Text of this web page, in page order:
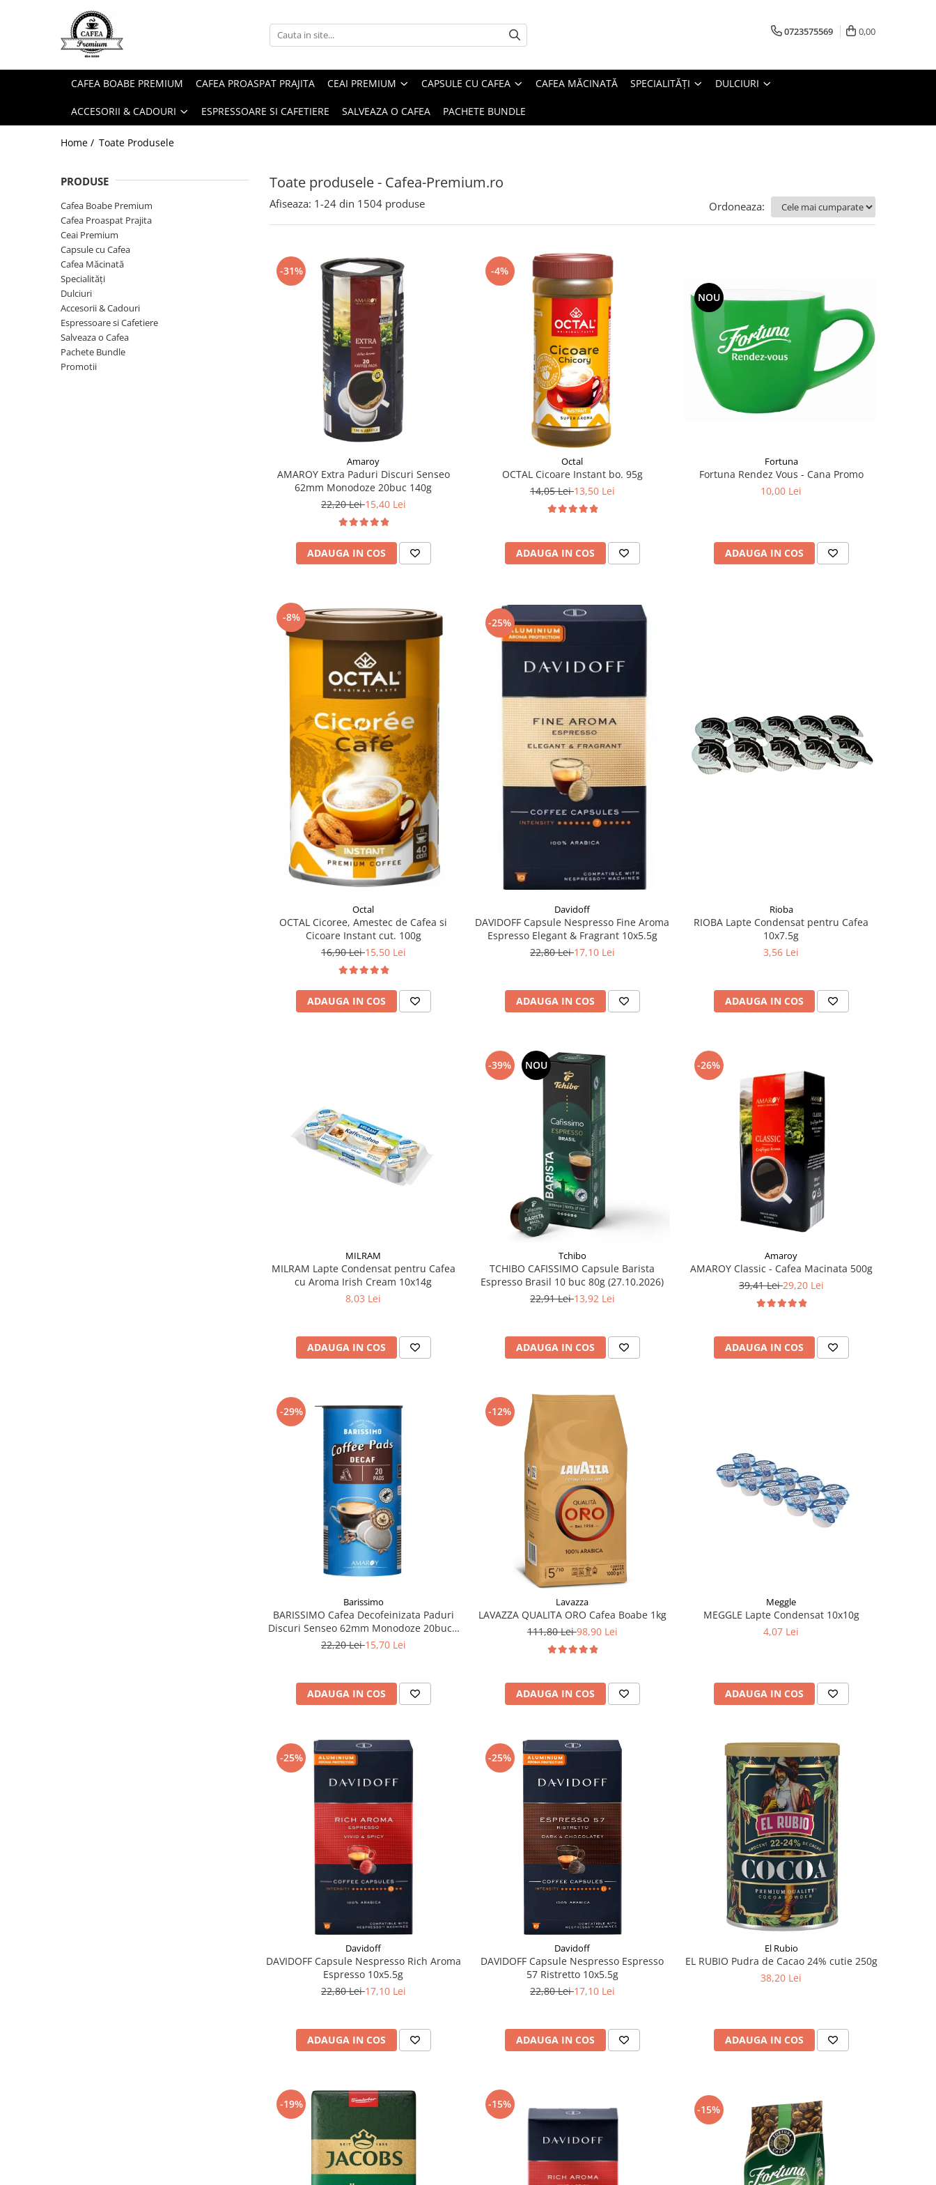
Ceai Premium
Capsule cu Cafea
Specialități
Ciocolată Caldă / Cappuccino
Dulciuri
Ciocolata & Praline
Dropsuri/Jeleuri
Guma de Mestecat
Napolitane
Nuci, Alune si Fructe Deshidratate
Prajituri Ambalate
Accesorii & Cadouri
Lapte pentru Cafea
Pahare / Capace / Palete
Ulei și Oțet
Ustensile Diverse
Zahăr, Miere & Îndulcitori
0723575569 0,00
CAFEA BOABE PREMIUM CAFEA PROASPAT PRAJITA CEAI PREMIUM CAPSULE CU CAFEA CAFEA MĂCINATĂ SPECIALITĂȚI DULCIURI
ACCESORII & CADOURI ESPRESSOARE SI CAFETIERE SALVEAZA O CAFEA PACHETE BUNDLE
Home / Toate Produsele
Toate produsele - Cafea-Premium.ro
PRODUSE
Cafea Boabe Premium
Cafea Proaspat Prajita
Ceai Premium
Capsule cu Cafea
Cafea Măcinată
Specialități
Dulciuri
Accesorii & Cadouri
Espressoare si Cafetiere
Salveaza o Cafea
Pachete Bundle
Promotii
Afiseaza: 1-24 din 1504 produse Ordoneaza:
-31%
Amaroy
AMAROY Extra Paduri Discuri Senseo
62mm Monodoze 20buc 140g
22,20 Lei15,40 Lei
ADAUGA IN COS
-4%
Octal
OCTAL Cicoare Instant bo. 95g
14,05 Lei13,50 Lei
ADAUGA IN COS
NOU
Fortuna
Fortuna Rendez Vous - Cana Promo
10,00 Lei
ADAUGA IN COS
-8%
Octal
OCTAL Cicoree, Amestec de Cafea si
Cicoare Instant cut. 100g
16,90 Lei15,50 Lei
ADAUGA IN COS
-25%
Davidoff
DAVIDOFF Capsule Nespresso Fine Aroma
Espresso Elegant & Fragrant 10x5.5g
22,80 Lei17,10 Lei
ADAUGA IN COS
Rioba
RIOBA Lapte Condensat pentru Cafea
10x7.5g
3,56 Lei
ADAUGA IN COS
MILRAM
MILRAM Lapte Condensat pentru Cafea
cu Aroma Irish Cream 10x14g
8,03 Lei
ADAUGA IN COS
-39% NOU
Tchibo
TCHIBO CAFISSIMO Capsule Barista
Espresso Brasil 10 buc 80g (27.10.2026)
22,91 Lei13,92 Lei
ADAUGA IN COS
-26%
Amaroy
AMAROY Classic - Cafea Macinata 500g
39,41 Lei29,20 Lei
ADAUGA IN COS
-29%
Barissimo
BARISSIMO Cafea Decofeinizata Paduri
Discuri Senseo 62mm Monodoze 20buc -
140g
22,20 Lei15,70 Lei
ADAUGA IN COS
-12%
Lavazza
LAVAZZA QUALITA ORO Cafea Boabe 1kg
111,80 Lei98,90 Lei
ADAUGA IN COS
Meggle
MEGGLE Lapte Condensat 10x10g
4,07 Lei
ADAUGA IN COS
-25%
Davidoff
DAVIDOFF Capsule Nespresso Rich Aroma
Espresso 10x5.5g
22,80 Lei17,10 Lei
ADAUGA IN COS
-25%
Davidoff
DAVIDOFF Capsule Nespresso Espresso
57 Ristretto 10x5.5g
22,80 Lei17,10 Lei
ADAUGA IN COS
El Rubio
EL RUBIO Pudra de Cacao 24% cutie 250g
38,20 Lei
ADAUGA IN COS
-19% -15% -15%